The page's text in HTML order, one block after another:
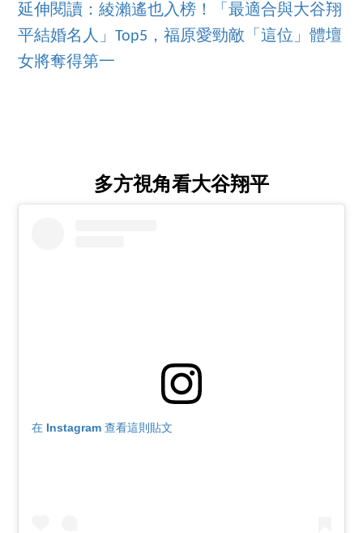
延伸閱讀：綾瀨遙也入榜！「最適合與大谷翔
平結婚名人」Top5，福原愛勁敵「這位」體壇
女將奪得第一
多方視角看大谷翔平
在 Instagram 查看這則貼文